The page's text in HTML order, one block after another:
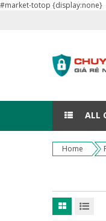
#market-totop {display:none}
ALL
Home